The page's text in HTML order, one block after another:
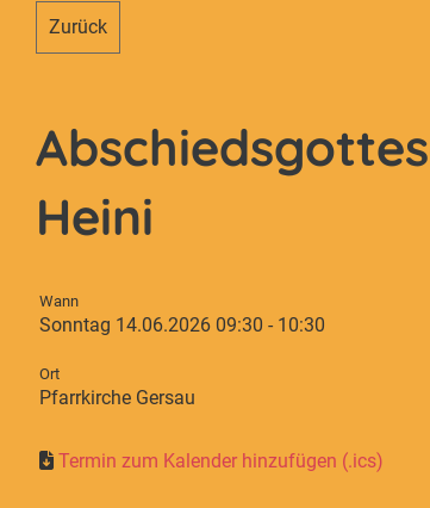
Zurück
Heini
Wann
Sonntag 14.06.2026 09:30 - 10:30
Ort
Pfarrkirche Gersau
Termin zum Kalender hinzufügen (.ics)